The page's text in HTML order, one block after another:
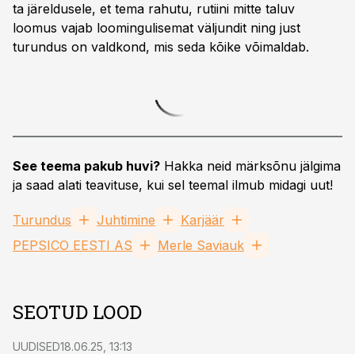
ta järeldusele, et tema rahutu, rutiini mitte taluv
loomus vajab loomingulisemat väljundit ning just
turundus on valdkond, mis seda kõike võimaldab.
See teema pakub huvi? Hakka neid märksõnu jälgima
ja saad alati teavituse, kui sel teemal ilmub midagi uut!
Turundus Juhtimine
Karjäär
PEPSICO EESTI AS
Merle Saviauk
SEOTUD LOOD
UUDISED18.06.25, 13:13